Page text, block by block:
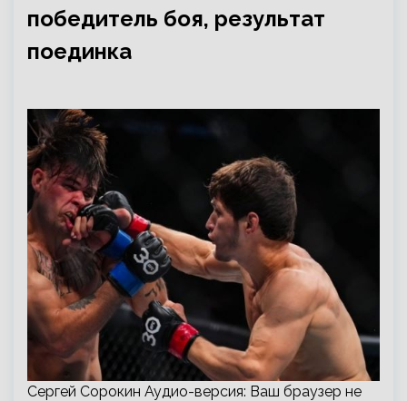
победитель боя, результат
поединка
Сергей Сорокин Аудио-версия: Ваш браузер не